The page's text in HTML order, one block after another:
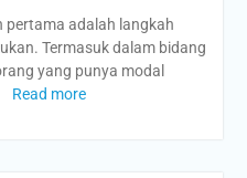
pertama adalah langkah
Termasuk dalam bidang
yang punya modal
Read more